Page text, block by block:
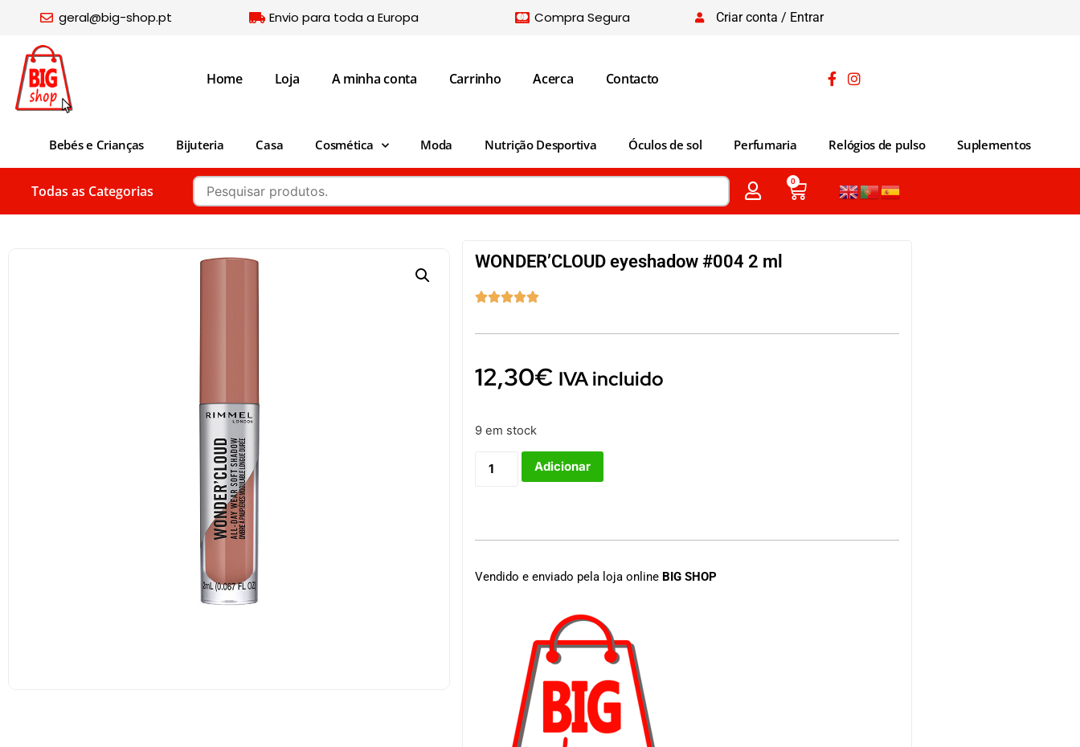
geral@big-shop.pt Envio para toda a Europa Compra Segura Criar conta / Entrar
Home Loja A minha conta Carrinho Acerca Contacto
Bebés e Crianças Bijuteria Casa Cosmética Moda Nutrição Desportiva Óculos de sol Perfumaria Relógios de pulso Suplementos
Todas as Categorias
0
WONDER’CLOUD eyeshadow #004 2 ml

12,30€ IVA incluido
9 em stock
Adicionar
Vendido e enviado pela loja online BIG SHOP